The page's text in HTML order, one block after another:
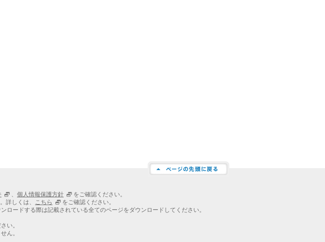
、 個人情報保護方針
をご確認ください。
詳しくは、 こちら
をご確認ください。
ロードする際は記載されている全てのページをダウンロードしてください。
い。
ん。